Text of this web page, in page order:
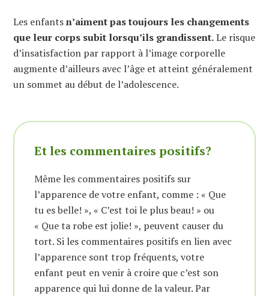
Les enfantsn’aiment pas toujours les changements
que leur corps subit lorsqu’ils grandissent.Le risque
d’insatisfaction par rapport à l’image corporelle
augmente d’ailleurs avec l’âge et atteint généralement
un sommet au début de l’adolescence.
Et les commentaires positifs?
Même les commentaires positifs sur
l’apparence de votre enfant, comme : « Que
tu es belle! », « C’est toi le plus beau! » ou
« Que ta robe est jolie! », peuvent causer du
tort. Si les commentaires positifs en lien avec
l’apparence sont trop fréquents, votre
enfant peut en venir à croire que c’est son
apparence qui lui donne de la valeur. Par